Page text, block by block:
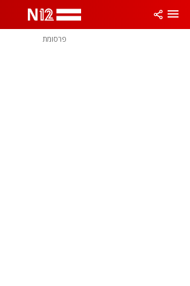
פרסומת